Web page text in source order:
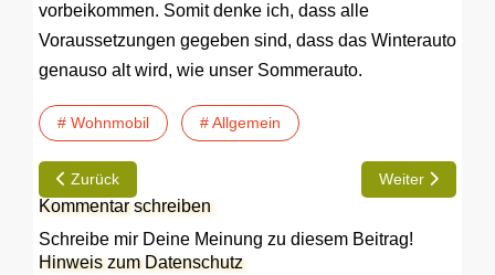
vorbeikommen. Somit denke ich, dass alle
Voraussetzungen gegeben sind, dass das Winterauto
genauso alt wird, wie unser Sommerauto.
# Wohnmobil # Allgemein
Vorheriger Beitrag: Neu: TÜV-Merkblatt zu
Zurück Nächster
Weiter
Kommentar schreiben
Schreibe mir Deine Meinung zu diesem Beitrag!
Hinweis zum Datenschutz